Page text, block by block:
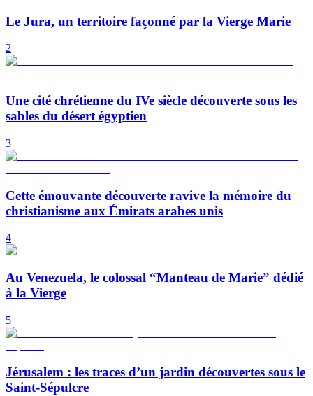
Le Jura, un territoire façonné par la Vierge Marie
2
Une cité chrétienne du IVe siècle découverte sous les
sables du désert égyptien
3
Cette émouvante découverte ravive la mémoire du
christianisme aux Émirats arabes unis
4
Au Venezuela, le colossal “Manteau de Marie” dédié
à la Vierge
5
Jérusalem : les traces d’un jardin découvertes sous le
Saint-Sépulcre